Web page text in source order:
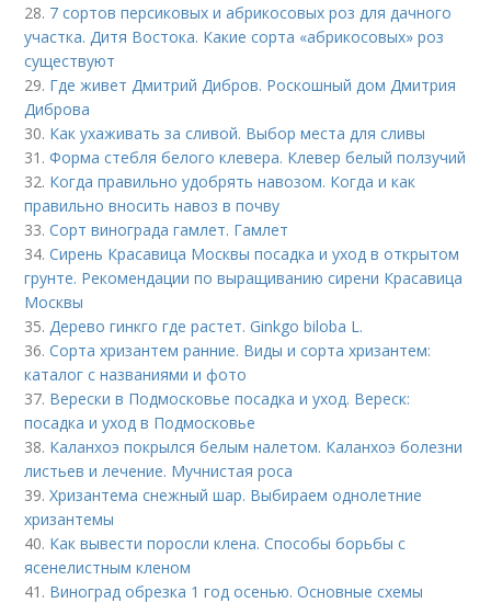
28. 7 сортов персиковых и абрикосовых роз для дачного
участка. Дитя Востока. Какие сорта «абрикосовых» роз
существуют
29. Где живет Дмитрий Дибров. Роскошный дом Дмитрия
Диброва
30. Как ухаживать за сливой. Выбор места для сливы
31.Форма стебля белого клевера. Клевер белый ползучий
32. Когда правильно удобрять навозом. Когда и как
правильно вносить навоз в почву
33.Сорт винограда гамлет. Гамлет
34.Сирень Красавица Москвы посадка и уход в открытом
грунте. Рекомендации по выращиванию сирени Красавица
Москвы
35.Дерево гинкго где растет. Ginkgo biloba L.
36.Сорта хризантем ранние. Виды и сорта хризантем:
каталог с названиями и фото
37. Верески в Подмосковье посадка и уход. Вереск:
посадка и уход в Подмосковье
38. Каланхоэ покрылся белым налетом. Каланхоэ болезни
листьев и лечение. Мучнистая роса
39.Хризантема снежный шар. Выбираем однолетние
хризантемы
40. Как вывести поросли клена. Способы борьбы с
ясенелистным кленом
41. Виноград обрезка 1 год осенью. Основные схемы